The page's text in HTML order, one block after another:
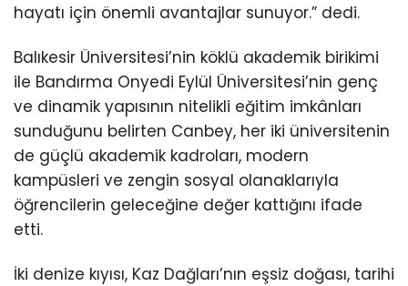
hayatı için önemli avantajlar sunuyor.” dedi.
Balıkesir Üniversitesi’nin köklü akademik birikimi
ile Bandırma Onyedi Eylül Üniversitesi’nin genç
ve dinamik yapısının nitelikli eğitim imkânları
sunduğunu belirten Canbey, her iki üniversitenin
de güçlü akademik kadroları, modern
kampüsleri ve zengin sosyal olanaklarıyla
öğrencilerin geleceğine değer kattığını ifade
etti.
İki denize kıyısı, Kaz Dağları’nın eşsiz doğası, tarihi